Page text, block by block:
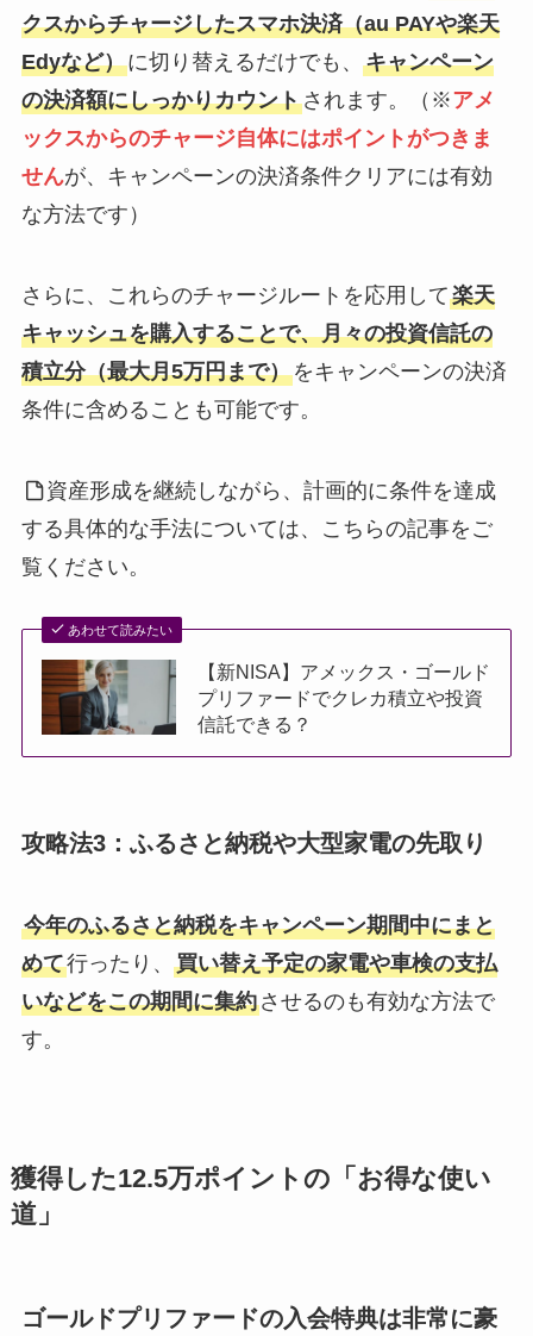
クスからチャージしたスマホ決済（au PAYや楽天
Edyなど）に切り替えるだけでも、 キャンペーン
の決済額にしっかりカウントされます。（※アメ
ックスからのチャージ自体にはポイントがつきま
せんが、キャンペーンの決済条件クリアには有効
な方法です）
さらに、これらのチャージルートを応用して楽天
キャッシュを購入することで、月々の投資信託の
積立分（最大月5万円まで）をキャンペーンの決済
条件に含めることも可能です。
資産形成を継続しながら、計画的に条件を達成
する具体的な手法については、こちらの記事をご
覧ください。
あわせて読みたい
【新NISA】アメックス・ゴールド
プリファードでクレカ積立や投資
信託できる？
攻略法3：ふるさと納税や大型家電の先取り
今年のふるさと納税をキャンペーン期間中にまと
めて行ったり、 買い替え予定の家電や車検の支払
いなどをこの期間に集約させるのも有効な方法で
す。
獲得した12.5万ポイントの「お得な使い
道」
ゴールドプリファードの入会特典は非常に豪